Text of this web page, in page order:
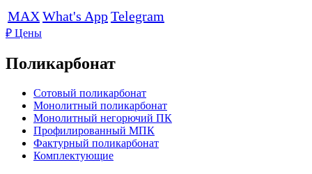
MAXWhat's AppTelegram
₽ Цены
Поликарбонат
Сотовый поликарбонат
Монолитный поликарбонат
Монолитный негорючий ПК
Профилированный МПК
Фактурный поликарбонат
Комплектующие